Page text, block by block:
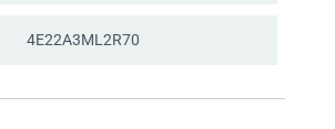
4E22A3ML2R70